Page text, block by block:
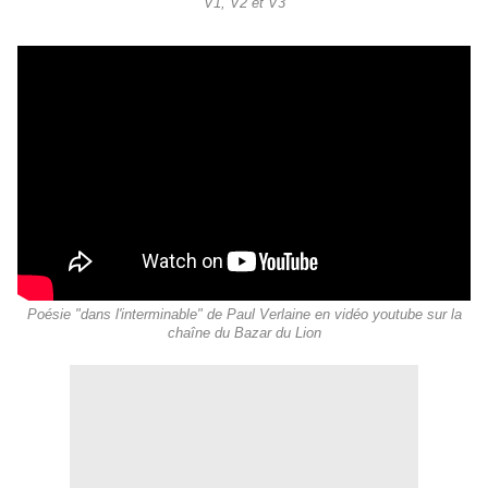
V1, V2 et V3
Poésie "dans l'interminable" de Paul Verlaine en vidéo youtube sur la
chaîne du Bazar du Lion